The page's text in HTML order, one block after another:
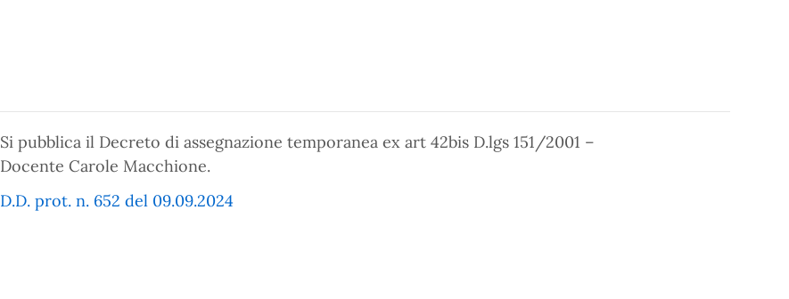
Si pubblica il Decreto di assegnazione temporanea ex art 42bis D.lgs 151/2001 –
Docente Carole Macchione.
D.D. prot. n. 652 del 09.09.2024